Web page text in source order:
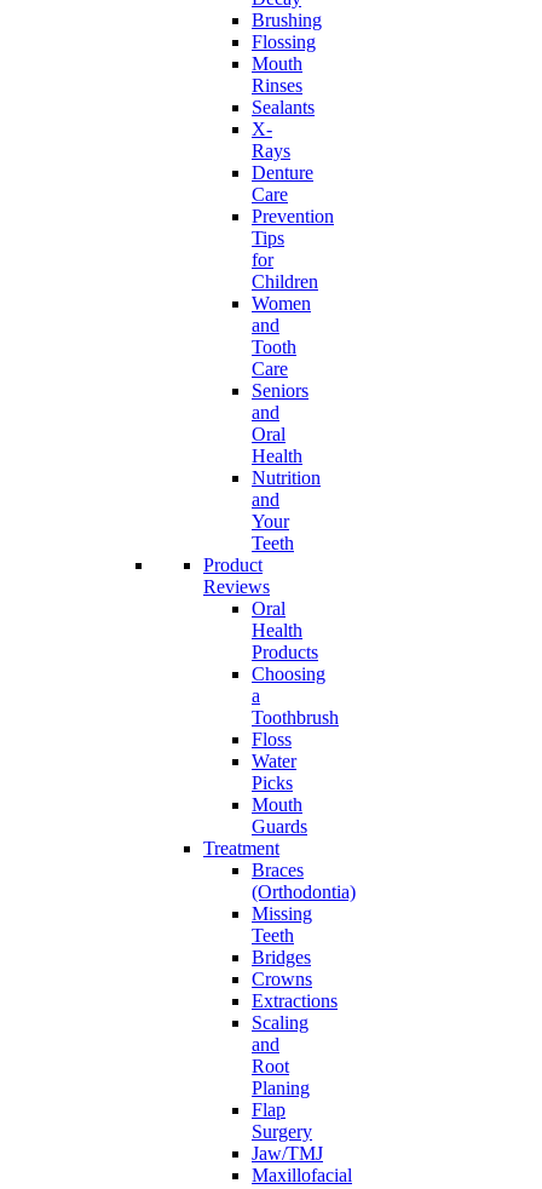
Brushing
Flossing
Mouth
Rinses
Sealants
X-
Rays
Denture
Care
Prevention
Tips
for
Children
Women
and
Tooth
Care
Seniors
and
Oral
Health
Nutrition
and
Your
Teeth
Product
Reviews
Oral
Health
Products
Choosing
a
Toothbrush
Floss
Water
Picks
Mouth
Guards
Treatment
Braces
(Orthodontia)
Missing
Teeth
Bridges
Crowns
Extractions
Scaling
and
Root
Planing
Flap
Surgery
Jaw/TMJ
Maxillofacial